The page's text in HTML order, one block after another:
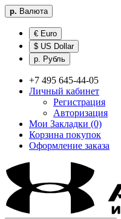
р. Валюта
€ Euro
$ US Dollar
р. Рубль
+7 495 645-44-05
Личный кабинет
Регистрация
Авторизация
Мои Закладки (0)
Корзина покупок
Оформление заказа